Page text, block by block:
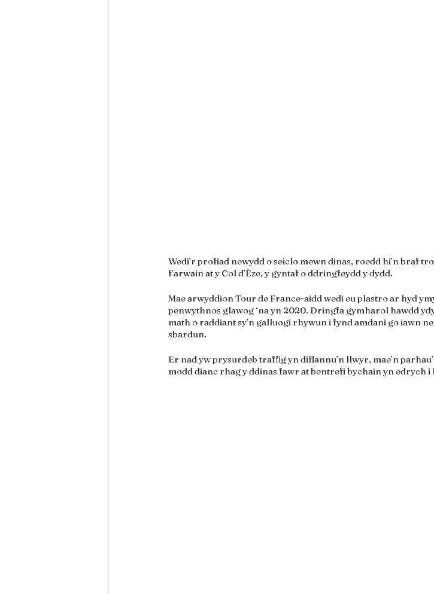
Wedi’r profiad newydd o seiclo mewn dinas, roedd hi’n braf
f’arwain at y Col d’Èze, y gyntaf o ddringfeydd y dydd.
Mae arwyddion Tour de France-aidd wedi eu plastro ar hyd
penwythnos glawog ‘na yn 2020. Dringfa gymharol hawdd
math o raddiant sy’n galluogi rhywun i fynd amdani go iawn
sbardun.
Er nad yw prysurdeb traffig yn diflannu’n llwyr, mae’n
modd dianc rhag y ddinas fawr at bentrefi bychain yn edrych